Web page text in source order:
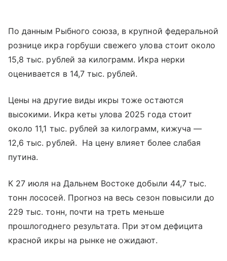
По данным Рыбного союза, в крупной федеральной
рознице икра горбуши свежего улова стоит около
15,8 тыс. рублей за килограмм. Икра нерки
оценивается в 14,7 тыс. рублей.
Цены на другие виды икры тоже остаются
высокими. Икра кеты улова 2025 года стоит
около 11,1 тыс. рублей за килограмм, кижуча —
12,6 тыс. рублей. На цену влияет более слабая
путина.
К 27 июля на Дальнем Востоке добыли 44,7 тыс.
тонн лососей. Прогноз на весь сезон повысили до
229 тыс. тонн, почти на треть меньше
прошлогоднего результата. При этом дефицита
красной икры на рынке не ожидают.